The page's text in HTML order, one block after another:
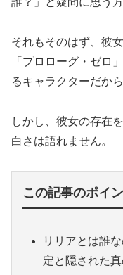
それもそのはず、彼
「プロローグ・ゼロ
るキャラクターだから
しかし、彼女の存在
白さは語れません。
この記事のポイ
リリアとは誰
定と隠された